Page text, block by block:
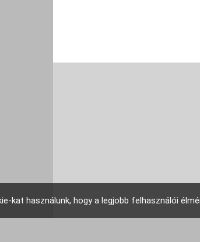
kat használunk, hogy a legjobb felhasználói